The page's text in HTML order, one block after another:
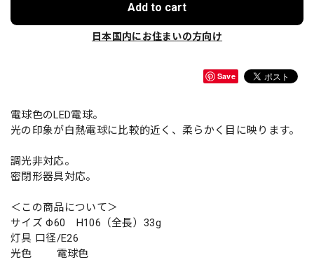
Add to cart
日本国内にお住まいの方向け
Save
電球色のLED電球。
光の印象が白熱電球に比較的近く、柔らかく目に映ります。
調光非対応。
密閉形器具対応。
＜この商品について＞
サイズ Φ60 H106（全長）33g
灯具 口径/E26
光色 電球色